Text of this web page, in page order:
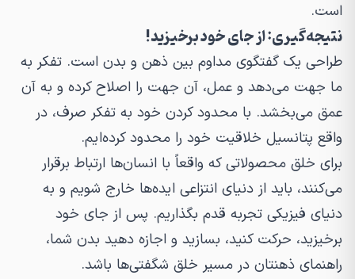
است.
نتیجه‌گیری: از جای خود برخیزید!
طراحی یک گفتگوی مداوم بین ذهن و بدن است. تفکر به
ما جهت می‌دهد و عمل، آن جهت را اصلاح کرده و به آن
عمق می‌بخشد. با محدود کردن خود به تفکر صرف، در
واقع پتانسیل خلاقیت خود را محدود کرده‌ایم.
برای خلق محصولاتی که واقعاً با انسان‌ها ارتباط برقرار
می‌کنند، باید از دنیای انتزاعی ایده‌ها خارج شویم و به
دنیای فیزیکی تجربه قدم بگذاریم. پس از جای خود
برخیزید، حرکت کنید، بسازید و اجازه دهید بدن شما،
راهنمای ذهنتان در مسیر خلق شگفتی‌ها باشد.